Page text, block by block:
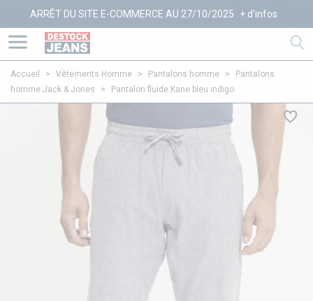
DU SITE E-COMMERCE AU 27/10/2025 + d'infos
Accueil > Vêtements Homme > Pantalons homme >
Pantalons
homme Jack & Jones
> Pantalon fluide Kane bleu indigo